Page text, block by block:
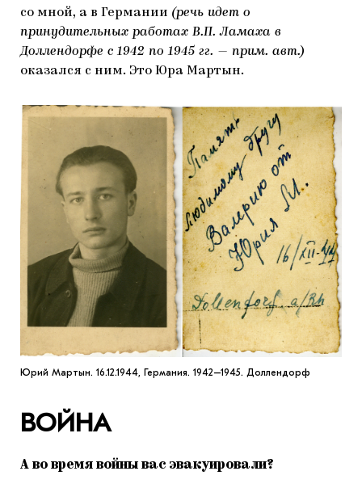
со мной, а в Германии (речь идет о
принудительных работах В.П. Ламаха в
Доллендорфе с 1942 по 1945 гг. — прим. авт.)
оказался с ним. Это Юра Мартын.
Юрий Мартын. 16.12.1944, Германия. 1942–1945. Доллендорф
ВОЙНА
А во время войны вас эвакуировали?